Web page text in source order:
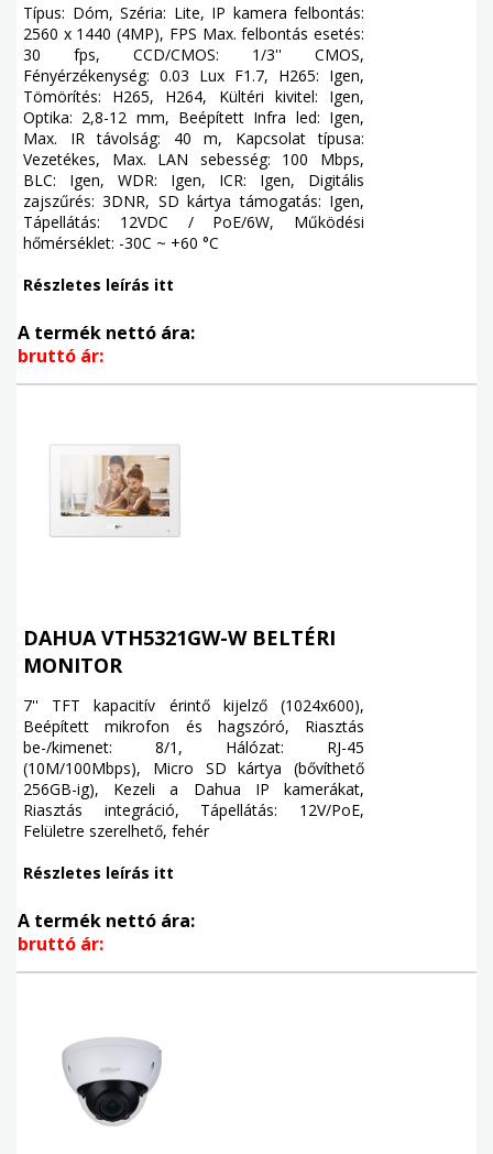
Típus: Dóm, Széria: Lite, IP kamera felbontás:
2560 x 1440 (4MP), FPS Max. felbontás esetés:
30 fps, CCD/CMOS: 1/3'' CMOS,
Fényérzékenység: 0.03 Lux F1.7, H265: Igen,
Tömörítés: H265, H264, Kültéri kivitel: Igen,
Optika: 2,8-12 mm, Beépített Infra led: Igen,
Max. IR távolság: 40 m, Kapcsolat típusa:
Vezetékes, Max. LAN sebesség: 100 Mbps,
BLC: Igen, WDR: Igen, ICR: Igen, Digitális
zajszűrés: 3DNR, SD kártya támogatás: Igen,
Tápellátás: 12VDC / PoE/6W, Működési
hőmérséklet: -30C ~ +60 °C
Részletes leírás itt
A termék nettó ára:
bruttó ár:
DAHUA VTH5321GW-W BELTÉRI
MONITOR
7'' TFT kapacitív érintő kijelző (1024x600),
Beépített mikrofon és hagszóró, Riasztás
be-/kimenet: 8/1, Hálózat: RJ-45
(10M/100Mbps), Micro SD kártya (bővíthető
256GB-ig), Kezeli a Dahua IP kamerákat,
Riasztás integráció, Tápellátás: 12V/PoE,
Felületre szerelhető, fehér
Részletes leírás itt
A termék nettó ára:
bruttó ár: